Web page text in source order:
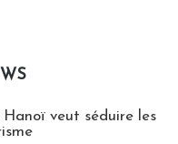
veut séduire les